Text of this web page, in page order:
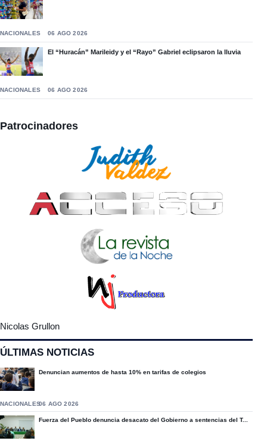
NACIONALES 06 AGO 2026
El “Huracán” Marileidy y el “Rayo” Gabriel eclipsaron la lluvia
NACIONALES 06 AGO 2026
Patrocinadores
Nicolas Grullon
ÚLTIMAS NOTICIAS
Denuncian aumentos de hasta 10% en tarifas de colegios
NACIONALES06 AGO 2026
Fuerza del Pueblo denuncia desacato del Gobierno a sentencias del T...